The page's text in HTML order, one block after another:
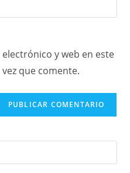
y web en este
que comente.